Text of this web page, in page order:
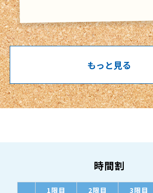
もっと見る
時間割
1限目 2限目 3限目